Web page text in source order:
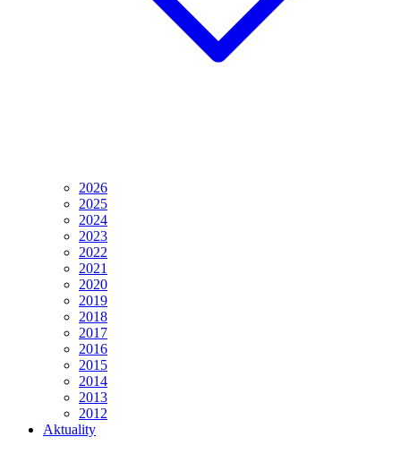
2026
2025
2024
2023
2022
2021
2020
2019
2018
2017
2016
2015
2014
2013
2012
Aktuality